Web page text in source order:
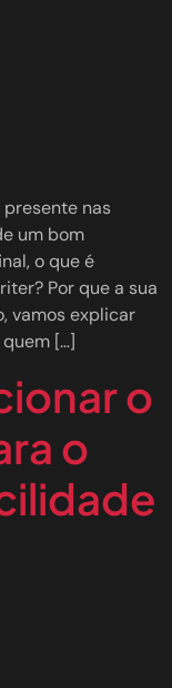
nas
um bom
o que é
Por que a sua
vamos explicar
[…]
o
o